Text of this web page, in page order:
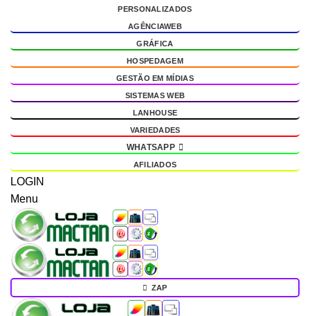
PERSONALIZADOS
AGÊNCIAWEB
GRÁFICA
HOSPEDAGEM
GESTÃO EM MÍDIAS
SISTEMAS WEB
LANHOUSE
VARIEDADES
WHATSAPP
AFILIADOS
LOGIN
Menu
ZAP